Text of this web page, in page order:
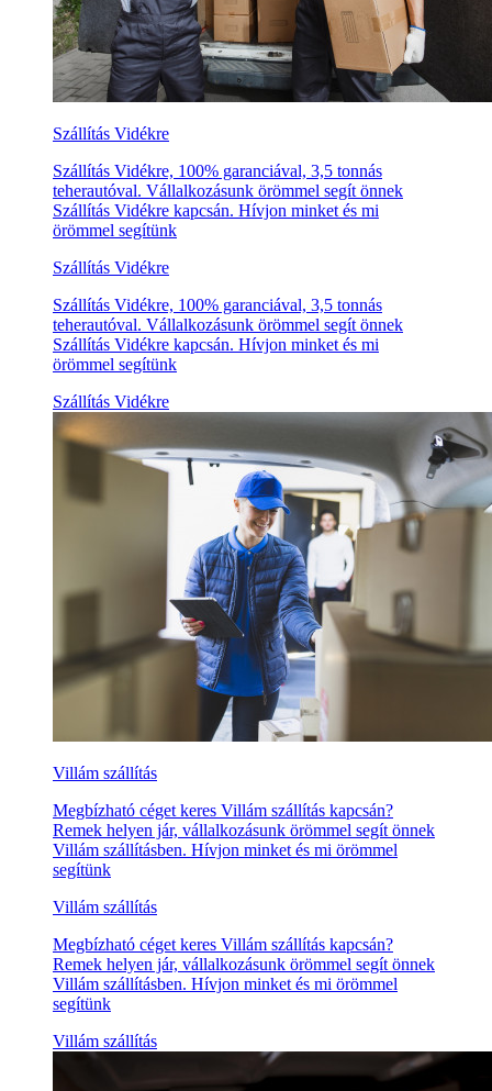
Szállítás Vidékre
Szállítás Vidékre, 100% garanciával, 3,5 tonnás
teherautóval. Vállalkozásunk örömmel segít önnek
Szállítás Vidékre kapcsán. Hívjon minket és mi
örömmel segítünk
Szállítás Vidékre
Szállítás Vidékre, 100% garanciával, 3,5 tonnás
teherautóval. Vállalkozásunk örömmel segít önnek
Szállítás Vidékre kapcsán. Hívjon minket és mi
örömmel segítünk
Szállítás Vidékre
Villám szállítás
Megbízható céget keres Villám szállítás kapcsán?
Remek helyen jár, vállalkozásunk örömmel segít önnek
Villám szállításben. Hívjon minket és mi örömmel
segítünk
Villám szállítás
Megbízható céget keres Villám szállítás kapcsán?
Remek helyen jár, vállalkozásunk örömmel segít önnek
Villám szállításben. Hívjon minket és mi örömmel
segítünk
Villám szállítás